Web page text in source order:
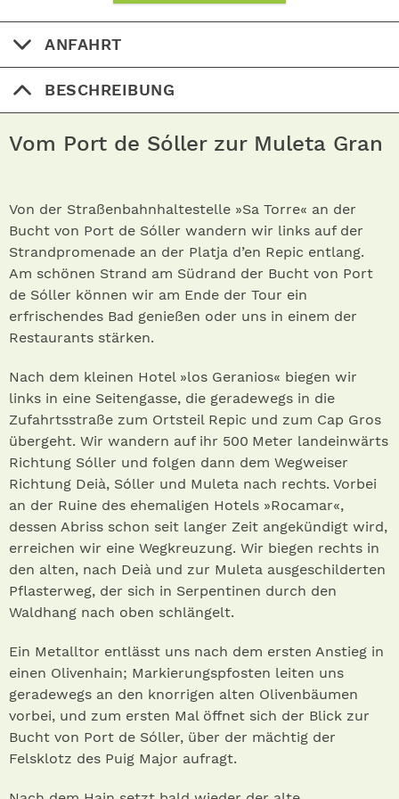
ANFAHRT
BESCHREIBUNG
Vom Port de Sóller zur Muleta Gran
Von der Straßenbahnhaltestelle »Sa Torre« an der
Bucht von Port de Sóller wandern wir links auf der
Strandpromenade an der Platja d’en Repic entlang.
Am schönen Strand am Südrand der Bucht von Port
de Sóller können wir am Ende der Tour ein
erfrischendes Bad genießen oder uns in einem der
Restaurants stärken.
Nach dem kleinen Hotel »los Geranios« biegen wir
links in eine Seitengasse, die geradewegs in die
Zufahrtsstraße zum Ortsteil Repic und zum Cap Gros
übergeht. Wir wandern auf ihr 500 Meter landeinwärts
Richtung Sóller und folgen dann dem Wegweiser
Richtung Deià, Sóller und Muleta nach rechts. Vorbei
an der Ruine des ehemaligen Hotels »Rocamar«,
dessen Abriss schon seit langer Zeit angekündigt wird,
erreichen wir eine Wegkreuzung. Wir biegen rechts in
den alten, nach Deià und zur Muleta ausgeschilderten
Pflasterweg, der sich in Serpentinen durch den
Waldhang nach oben schlängelt.
Ein Metalltor entlässt uns nach dem ersten Anstieg in
einen Olivenhain; Markierungspfos­ten leiten uns
geradewegs an den knorrigen alten Olivenbäumen
vorbei, und zum ersten Mal öffnet sich der Blick zur
Bucht von Port de Sóller, über der mächtig der
Felsklotz des Puig Major aufragt.